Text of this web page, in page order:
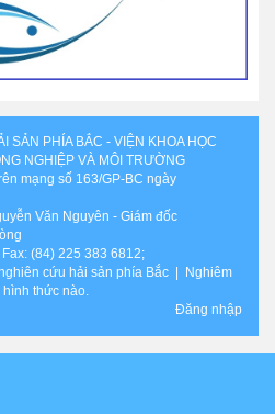
SẢN PHÍA BẮC - VIỆN KHOA HỌC
NGHIỆP VÀ MÔI TRƯỜNG
mạng số 163/GP-BC ngày
Văn Nguyên - Giám đốc
(84) 225 383 6812;
cứu hải sản phía Bắc | Nghiêm
thức nào.
Đăng nhập